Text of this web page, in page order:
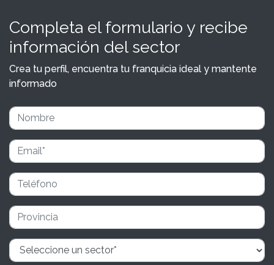
Completa el formulario y recibe
información del sector
Crea tu perfil, encuentra tu franquicia ideal y mantente
informado